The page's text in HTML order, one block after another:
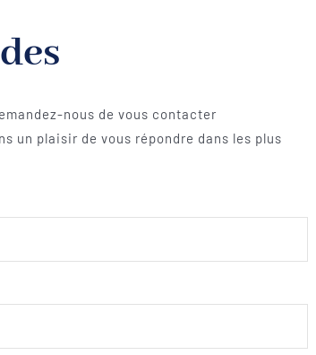
nous de vous contacter
un plaisir de vous répondre dans les plus